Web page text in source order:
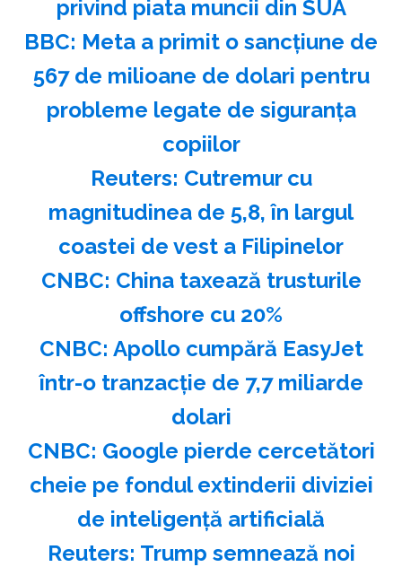
privind piata muncii din SUA
BBC: Meta a primit o sancţiune de
567 de milioane de dolari pentru
probleme legate de siguranţa
copiilor
Reuters: Cutremur cu
magnitudinea de 5,8, în largul
coastei de vest a Filipinelor
CNBC: China taxează trusturile
offshore cu 20%
CNBC: Apollo cumpără EasyJet
într-o tranzacţie de 7,7 miliarde
dolari
CNBC: Google pierde cercetători
cheie pe fondul extinderii diviziei
de inteligenţă artificială
Reuters: Trump semnează noi